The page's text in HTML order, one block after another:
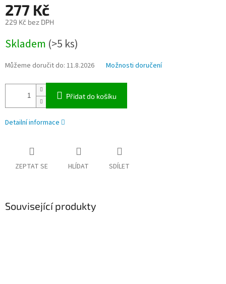
277 Kč
229 Kč bez DPH
cena:
Skladem (>5 ks)
Můžeme doručit do: 11.8.2026 Možnosti doručení
Přidat do košíku
Detailní informace
ZEPTAT SE HLÍDAT SDÍLET
Související produkty